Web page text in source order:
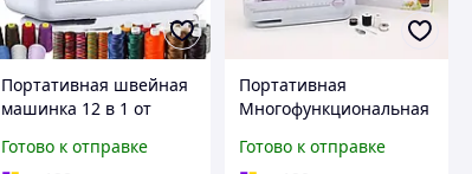
Портативная швейная
машинка 12 в 1 от
Machine 505. Швейная
Готово к отправке
Портативная
Многофункциональная
1SEWING MACHINE 505
Готово к отправке